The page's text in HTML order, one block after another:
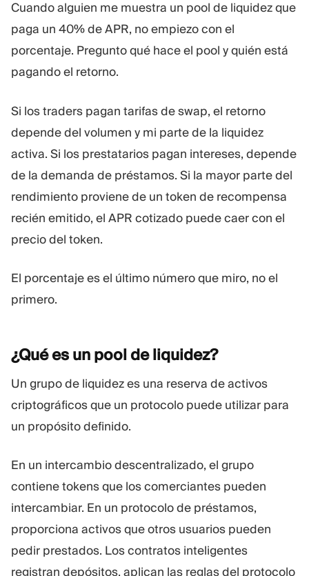
Cuando alguien me muestra un pool de liquidez que
paga un 40% de APR, no empiezo con el
porcentaje. Pregunto qué hace el pool y quién está
pagando el retorno.
Si los traders pagan tarifas de swap, el retorno
depende del volumen y mi parte de la liquidez
activa. Si los prestatarios pagan intereses, depende
de la demanda de préstamos. Si la mayor parte del
rendimiento proviene de un token de recompensa
recién emitido, el APR cotizado puede caer con el
precio del token.
El porcentaje es el último número que miro, no el
primero.
¿Qué es un pool deliquidez?
Un grupo de liquidez es una reserva de activos
criptográficos que un protocolo puede utilizar para
un propósito definido.
En un intercambio descentralizado, el grupo
contiene tokens que los comerciantes pueden
intercambiar. En un protocolo de préstamos,
proporciona activos que otros usuarios pueden
pedir prestados. Los contratos inteligentes
registran depósitos, aplican las reglas del protocolo
Plataforma De Trading Oficina De Soporte
Blog
Glosario
Tutoriales en vídeo
Calculadora
Plan de negocio
Equipo
Eventos
Números
Noticias de la empresa
Carreras
Sostenibilidad